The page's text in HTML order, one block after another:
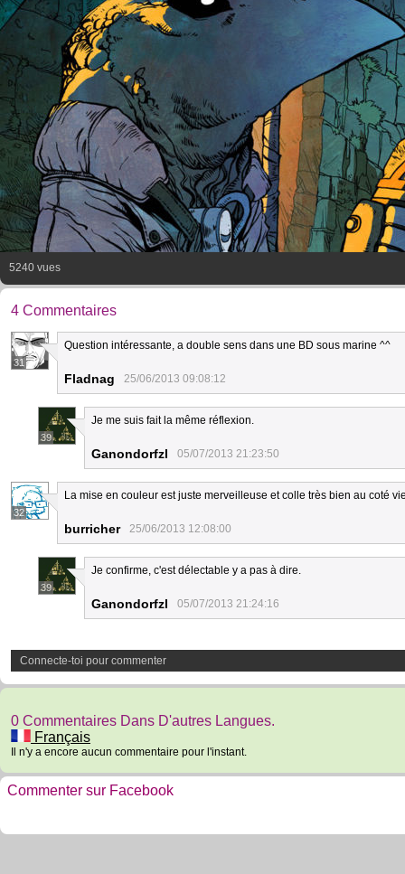
5240 vues
4 Commentaires
31
Question intéressante, a double sens dans une BD sous marine ^^
Fladnag 25/06/2013 09:08:12
39
Je me suis fait la même réflexion.
Ganondorfzl 05/07/2013 21:23:50
32
La mise en couleur est juste merveilleuse et colle très bien au coté
burricher 25/06/2013 12:08:00
39
Je confirme, c'est délectable y a pas à dire.
Ganondorfzl 05/07/2013 21:24:16
Connecte-toi pour commenter
0 Commentaires Dans D'autres Langues.
Français
Il n'y a encore aucun commentaire pour l'instant.
Commenter sur Facebook